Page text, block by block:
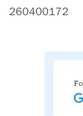
260400172